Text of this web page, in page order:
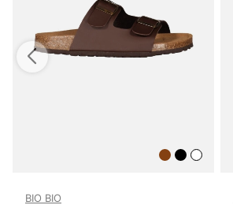
BIO BIO